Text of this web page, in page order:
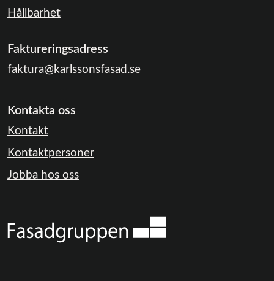
Hållbarhet
Faktureringsadress
faktura@karlssonsfasad.se
Kontakta oss
Kontakt
Kontaktpersoner
Jobba hos oss